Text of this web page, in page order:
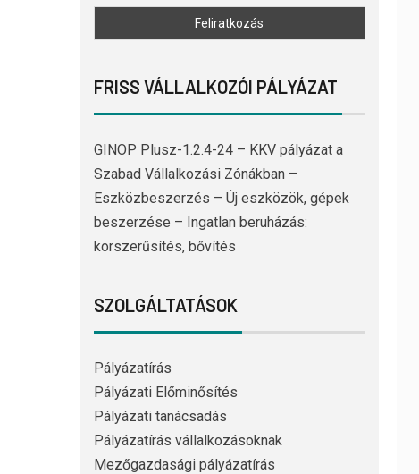
FRISS VÁLLALKOZÓI PÁLYÁZAT
GINOP Plusz-1.2.4-24 – KKV pályázat a
Szabad Vállalkozási Zónákban –
Eszközbeszerzés – Új eszközök, gépek
beszerzése – Ingatlan beruházás:
korszerűsítés, bővítés
SZOLGÁLTATÁSOK
Pályázatírás
Pályázati Előminősítés
Pályázati tanácsadás
Pályázatírás vállalkozásoknak
Mezőgazdasági pályázatírás